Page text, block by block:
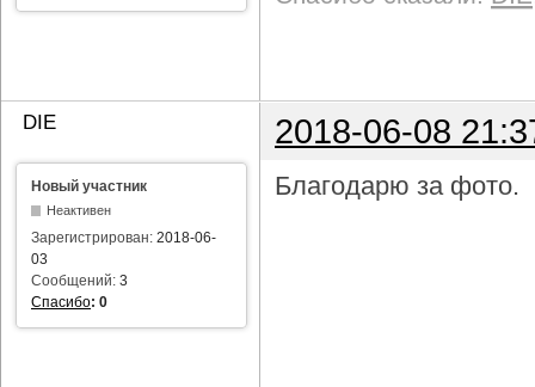
DIE 2018-06-08
Новый участник
Неактивен
Зарегистрирован: 2018-06-
03
Сообщений: 3
Спасибо: 0
Благодарю за фото.